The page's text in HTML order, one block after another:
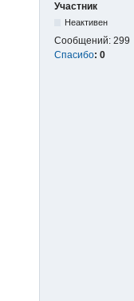
Участник
Неактивен
Сообщений: 299
Спасибо: 0